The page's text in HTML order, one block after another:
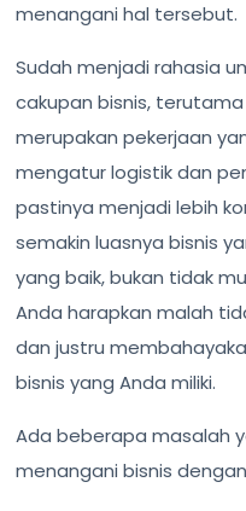
menangani hal tersebut.
Sudah menjadi rahasia
cakupan bisnis,
merupakan pekerjaan
mengatur logistik dan
pastinya menjadi lebih
semakin luasnya bisnis
yang baik, bukan tidak
Anda harapkan malah
dan justru
bisnis yang Anda miliki.
Ada beberapa masalah
menangani bisnis